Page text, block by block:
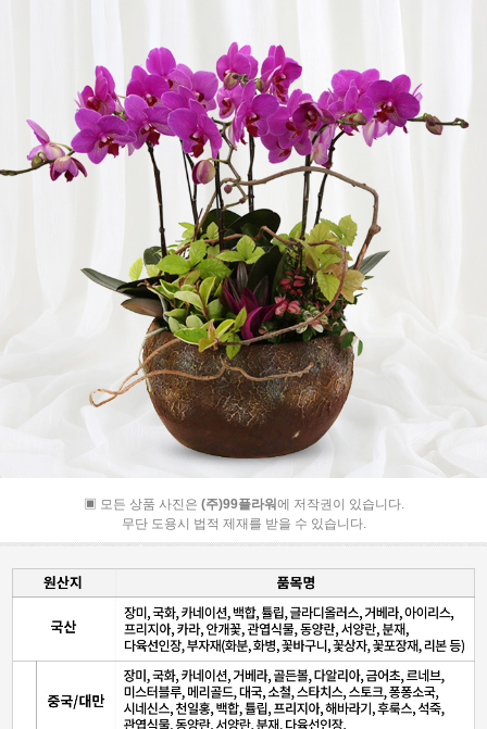
▣ 모든 상품 사진은 (주)99플라워에 저작권이 있습니다.
무단 도용시 법적 제재를 받을 수 있습니다.